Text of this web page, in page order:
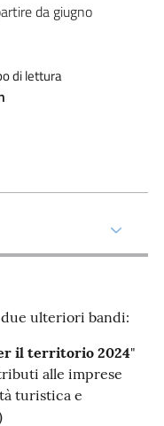
da giugno
di lettura
ulteriori bandi:
il territorio 2024"
alle imprese
turistica e